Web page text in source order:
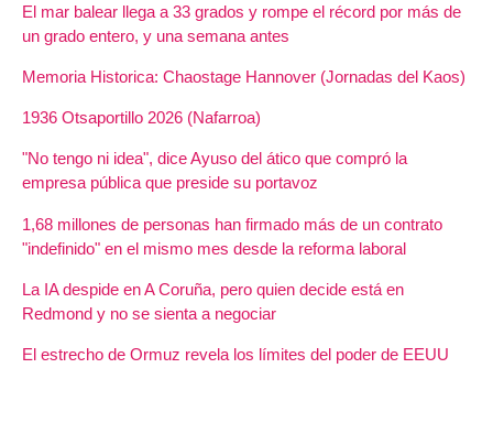
El mar balear llega a 33 grados y rompe el récord por más de
un grado entero, y una semana antes
Memoria Historica: Chaostage Hannover (Jornadas del Kaos)
1936 Otsaportillo 2026 (Nafarroa)
"No tengo ni idea", dice Ayuso del ático que compró la
empresa pública que preside su portavoz
1,68 millones de personas han firmado más de un contrato
"indefinido" en el mismo mes desde la reforma laboral
La IA despide en A Coruña, pero quien decide está en
Redmond y no se sienta a negociar
El estrecho de Ormuz revela los límites del poder de EEUU